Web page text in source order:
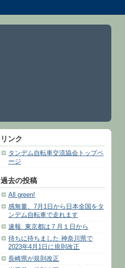
リンク
タンデム自転車交流協会トップペ
ージ
過去の投稿
All green!
感無量、7月1日から日本全国をタ
ンデム自転車で走れます
速報: 東京都は７月１日から
待ちに待ちました 神奈川県で
2023年4月1日に規則改正
長崎県が規則改正